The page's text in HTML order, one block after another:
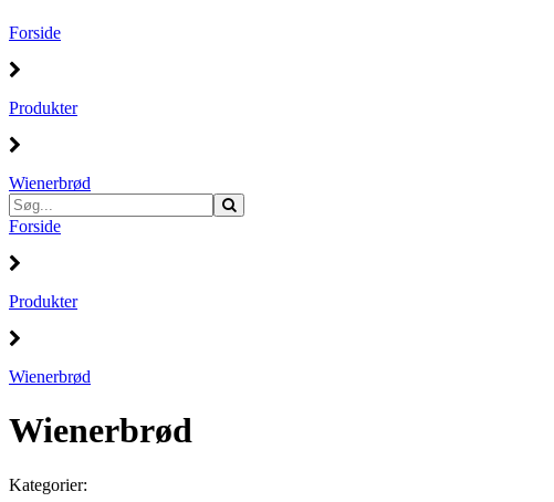
Forside
Produkter
Wienerbrød
Forside
Produkter
Wienerbrød
Wienerbrød
Kategorier: